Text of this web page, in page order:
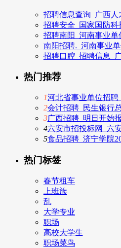
招聘信息查询_广西
招聘安全_国家国防
招聘南阳_河南事业单
南阳招聘._河南事业
招聘口腔_招聘信息_
热门推荐
1河北省事业单位招聘
2会计招聘_民生银行
3广西招聘_明日开始
4六安市招投标网_六
5食品招聘_济宁学院
热门标签
春节租车
上班族
乱
大学专业
职场
高校大学生
职场菜鸟